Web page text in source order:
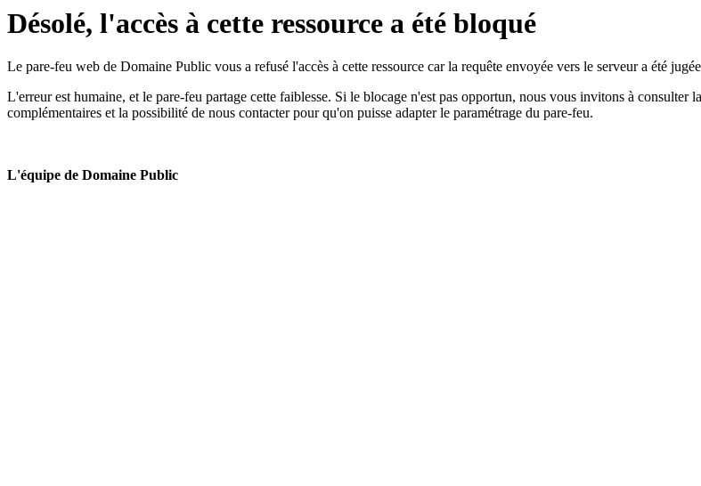
Désolé, l'accès à cette ressource a été bloqué
Le pare-feu web de Domaine Public vous a refusé l'accès à cette ressource car la requête envoyée vers le serveur a été
L'erreur est humaine, et le pare-feu partage cette faiblesse. Si le blocage n'est pas opportun, nous vous invitons à consulter
complémentaires et la possibilité de nous contacter pour qu'on puisse adapter le paramétrage du pare-feu.
L'équipe de Domaine Public